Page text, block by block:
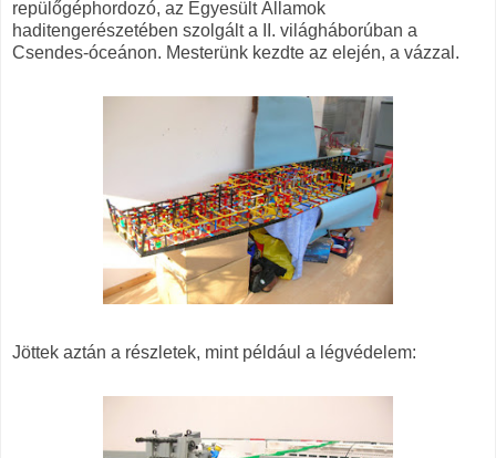
repülőgéphordozó, az Egyesült Államok
haditengerészetében szolgált a II. világháborúban a
Csendes-óceánon. Mesterünk kezdte az elején, a vázzal.
Jöttek aztán a részletek, mint például a légvédelem: